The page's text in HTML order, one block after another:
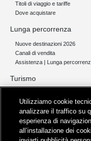
Titoli di viaggio e tariffe
Dove acquistare
Lunga percorrenza
Nuove destinazioni 2026
Canali di vendita
Assistenza | Lunga
Turismo
Servizi per aeroporti
Servizi di noleggio con
Servizio di navigazione sul
News e comunicati
Utilizziamo cookie
analizzare il traffico su
esperienza di
all’installazione dei